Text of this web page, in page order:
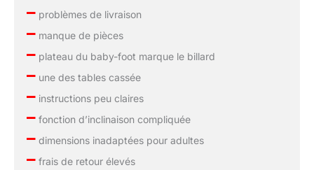
–problèmes de livraison
–manque de pièces
–plateau du baby-foot marque le billard
–une des tables cassée
–instructions peu claires
–fonction d’inclinaison compliquée
–dimensions inadaptées pour adultes
–frais de retour élevés